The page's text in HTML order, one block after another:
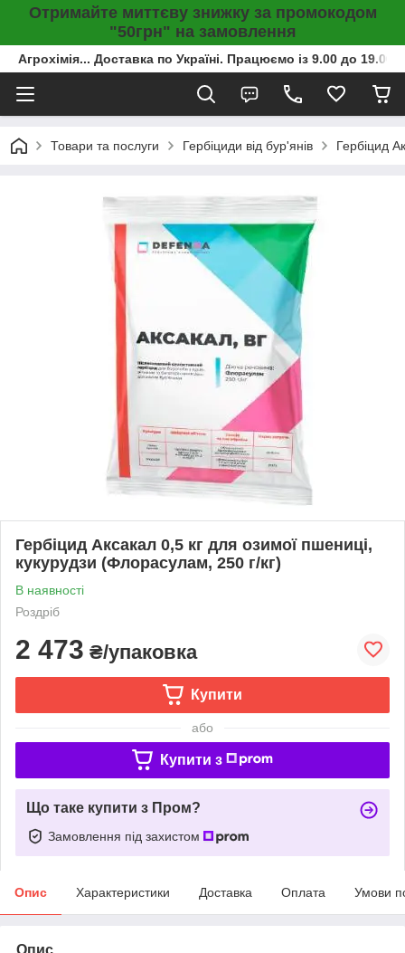
Отримайте миттєву знижку за промокодом
"50грн" на замовлення
Агрохімія... Доставка по Україні. Працюємо із 9.00 до
Товари та послуги Гербіциди від бур'янів Гербіцид
Гербіцид Аксакал 0,5 кг для озимої пшениці,
кукурудзи (Флорасулам, 250 г/кг)
В наявності
Роздріб
2 473 ₴/упаковка
Купити
або
Купити з
Що таке купити з Пром?
Замовлення під захистом
Опис Характеристики Доставка Оплата Умови
Опис